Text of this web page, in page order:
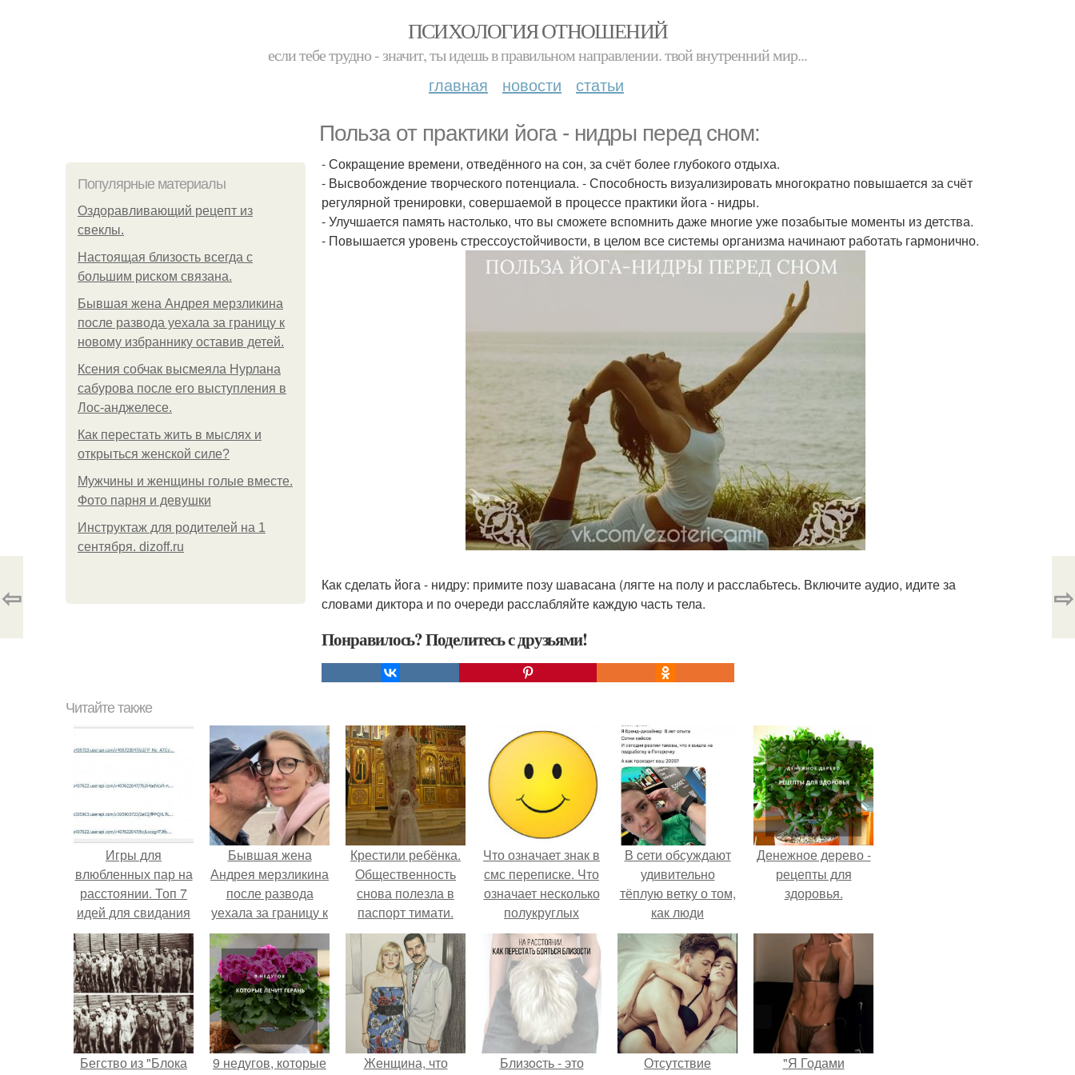
ПСИХОЛОГИЯ ОТНОШЕНИЙ
если тебе трудно - значит, ты идешь в правильном направлении. твой внутренний мир...
главная новости статьи
Польза от практики йога - нидры перед сном:
Популярные материалы
Оздоравливающий рецепт из
свеклы.
Hacтоящая близость всегда с
большим риском связана.
Бывшая жена Андрея мерзликина
после развода уехала за границу к
новому избраннику оставив детей.
Ксения собчак высмеяла Нурлана
сабурова после его выступления в
Лос-анджелесе.
Как перестать жить в мыслях и
открыться женской силе?
Мужчины и женщины голые вместе.
Фото парня и девушки
Инструктаж для родителей на 1
сентября. dizoff.ru
- Сокращение времени, отведённого на сон, за счёт более глубокого отдыха.
- Высвобождение творческого потенциала. - Способность визуализировать многократно повышается за счёт
регулярной тренировки, совершаемой в процессе практики йога - нидры.
- Улучшается память настолько, что вы сможете вспомнить даже многие уже позабытые моменты из детства.
- Повышается уровень стрессоустойчивости, в целом все системы организма начинают работать гармонично.
Как сделать йога - нидру: примите позу шавасана (лягте на полу и расслабьтесь. Включите аудио, идите за
словами диктора и по очереди расслабляйте каждую часть тела.
Понравилось? Поделитесь с друзьями!
⇦ ⇨
Читайте также
Игры для
влюбленных пар на
расстоянии. Топ 7
идей для свидания
на расстоянии
Бывшая жена
Андрея мерзликина
после развода
уехала за границу к
новому избраннику
оставив детей.
Крестили ребёнка.
Общественность
снова полезла в
паспорт тимати.
Что означает знак в
смс переписке. Что
означает несколько
полукруглых
скобочек в конце
предложения?
В cети обсуждают
удивительно
тёплую ветку о том,
как люди
адаптируются к
новым реалиям.
Денежное дерево -
рецепты для
здоровья.
Бегство из "Блока
9 недугов, которые
Женщина, что
Близocть - это
Отсутствие
"Я Годами